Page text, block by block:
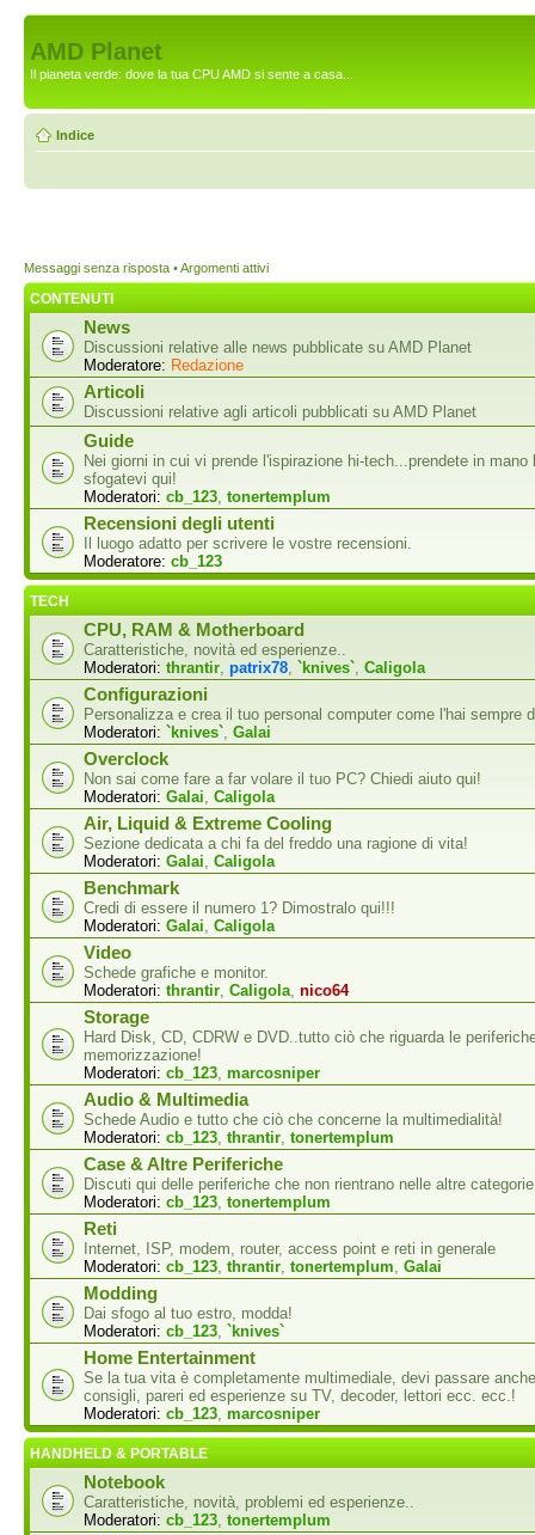
AMD Planet
Il pianeta verde: dove la tua CPU AMD si sente a casa...
Indice
Messaggi senza risposta •Argomenti attivi
CONTENUTI
News
Discussioni relative alle news pubblicate su AMD Planet
Moderatore: Redazione
Articoli
Discussioni relative agli articoli pubblicati su AMD Planet
Guide
Nei giorni in cui vi prende l'ispirazione hi-tech...prendete in mano
sfogatevi qui!
Moderatori: cb_123, tonertemplum
Recensioni degli utenti
Il luogo adatto per scrivere le vostre recensioni.
Moderatore: cb_123
TECH
CPU, RAM & Motherboard
Caratteristiche, novità ed esperienze..
Moderatori: thrantir, patrix78, `knives`, Caligola
Configurazioni
Personalizza e crea il tuo personal computer come l'hai sempre
Moderatori: `knives`, Galai
Overclock
Non sai come fare a far volare il tuo PC? Chiedi aiuto qui!
Moderatori: Galai, Caligola
Air, Liquid & Extreme Cooling
Sezione dedicata a chi fa del freddo una ragione di vita!
Moderatori: Galai, Caligola
Benchmark
Credi di essere il numero 1? Dimostralo qui!!!
Moderatori: Galai, Caligola
Video
Schede grafiche e monitor.
Moderatori: thrantir, Caligola, nico64
Storage
Hard Disk, CD, CDRW e DVD..tutto ciò che riguarda le
memorizzazione!
Moderatori: cb_123, marcosniper
Audio & Multimedia
Schede Audio e tutto che ciò che concerne la multimedialità!
Moderatori: cb_123, thrantir, tonertemplum
Case & Altre Periferiche
Discuti qui delle periferiche che non rientrano nelle altre
Moderatori: cb_123, tonertemplum
Reti
Internet, ISP, modem, router, access point e reti in generale
Moderatori: cb_123, thrantir, tonertemplum, Galai
Modding
Dai sfogo al tuo estro, modda!
Moderatori: cb_123, `knives`
Home Entertainment
Se la tua vita è completamente multimediale, devi passare
consigli, pareri ed esperienze su TV, decoder, lettori ecc. ecc.!
Moderatori: cb_123, marcosniper
HANDHELD & PORTABLE
Notebook
Caratteristiche, novità, problemi ed esperienze..
Moderatori: cb_123, tonertemplum